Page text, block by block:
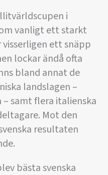
i
vanligt ett starkt
ett snäpp
lockar ändå ofta
bland annat de
landslagen –
– samt flera italienska
Mot den
resultaten
bästa svenska